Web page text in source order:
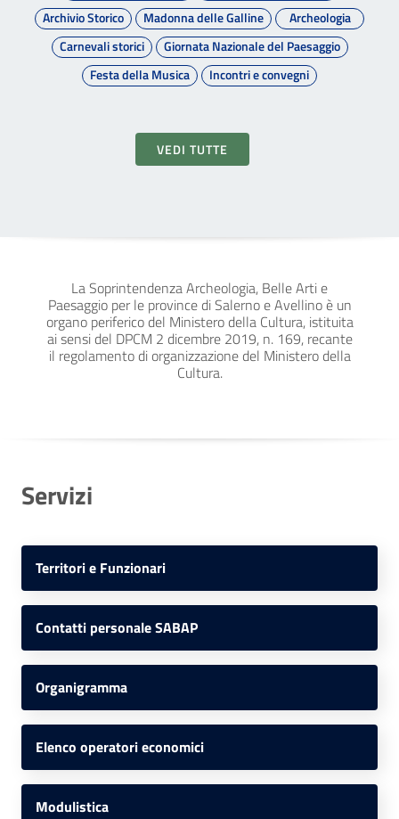
Archivio Storico
Madonna delle Galline
Archeologia
Carnevali storici
Giornata Nazionale del Paesaggio
Festa della Musica
Incontri e convegni
VEDI TUTTE
La Soprintendenza Archeologia, Belle Arti e
Paesaggio per le province di Salerno e Avellino è un
organo periferico del Ministero della Cultura, istituita
ai sensi del DPCM 2 dicembre 2019, n. 169, recante
il regolamento di organizzazione del Ministero della
Cultura.
Servizi
Territori e Funzionari
Contatti personale SABAP
Organigramma
Elenco operatori economici
Modulistica